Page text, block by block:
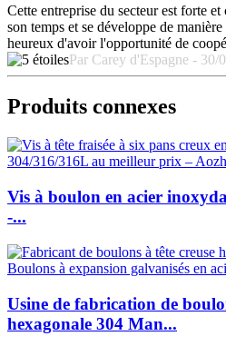
Cette entreprise du secteur est forte
son temps et se développe de
heureux d'avoir l'opportunité de
Par Carey d'Espagne - 30/
Produits connexes
Vis à boulon en acier
-...
Usine de fabrication de
hexagonale 304 Man...